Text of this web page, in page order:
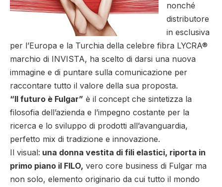
nonché
distributore
in esclusiva
per l’Europa e la Turchia della celebre fibra LYCRA®
marchio di INVISTA, ha scelto di darsi una nuova
immagine e di puntare sulla comunicazione per
raccontare tutto il valore della sua proposta.
“Il futuro è Fulgar” è il concept che sintetizza la
filosofia dell’azienda e l’impegno costante per la
ricerca e lo sviluppo di prodotti all’avanguardia,
perfetto mix di tradizione e innovazione.
Il visual: una donna vestita di fili elastici, riporta in
primo piano il FILO, vero core business di Fulgar ma
non solo, elemento originario da cui tutto il mondo